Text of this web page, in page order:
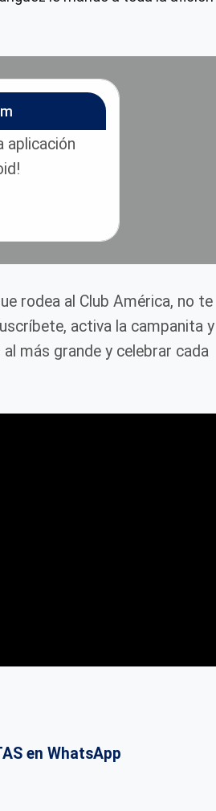
aplicación
rodea al Club América, no te
activa la campanita y
más grande y celebrar cada
en WhatsApp